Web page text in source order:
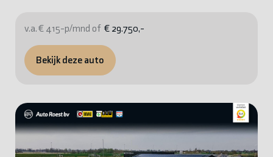
v.a. € 415-p/mnd of € 29.750,-
Bekijk deze auto